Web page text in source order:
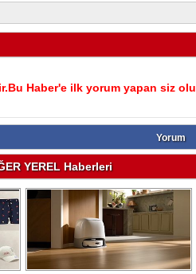
Haber'e ilk yorum yapan siz
Yorum
YEREL Haberleri